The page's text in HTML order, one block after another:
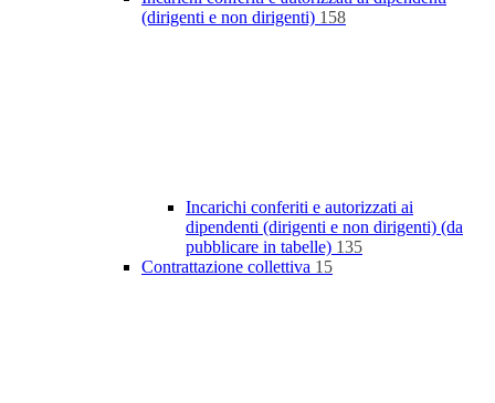
(dirigenti e non dirigenti) 158
Incarichi conferiti e autorizzati ai
dipendenti (dirigenti e non dirigenti) (da
pubblicare in tabelle) 135
Contrattazione collettiva 15